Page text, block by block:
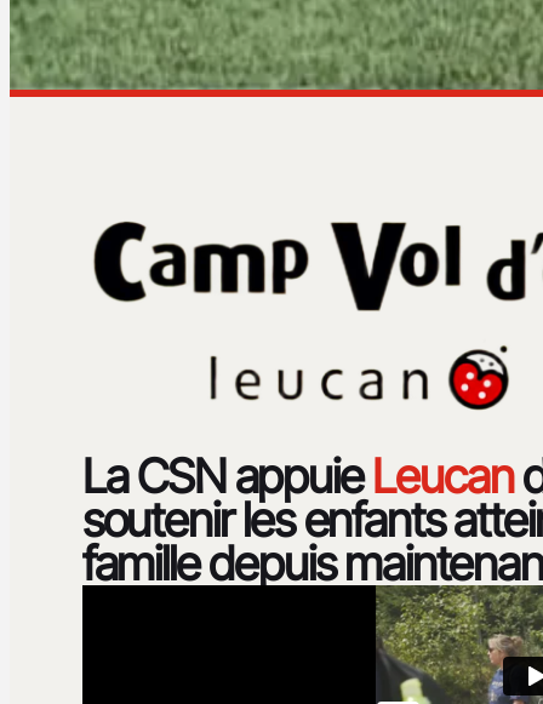
La CSN appuieLeucan
soutenir les enfants
famille depuis